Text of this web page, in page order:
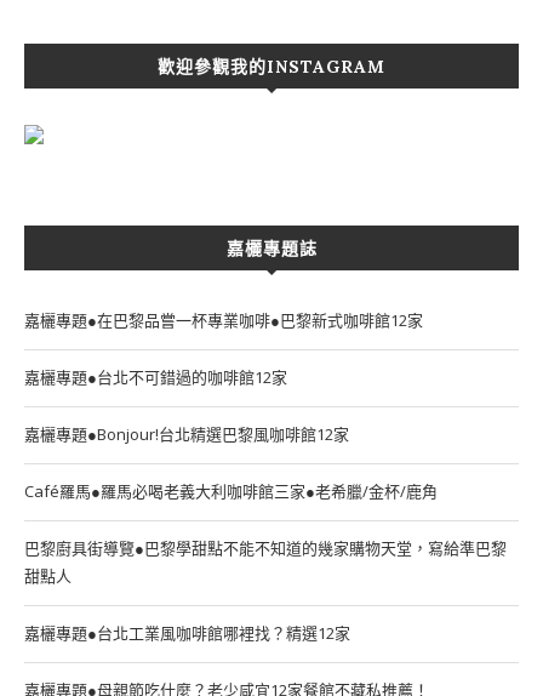
歡迎參觀我的INSTAGRAM
嘉欐專題誌
嘉欐專題●在巴黎品嘗一杯專業咖啡●巴黎新式咖啡館12家
嘉欐專題●台北不可錯過的咖啡館12家
嘉欐專題●Bonjour!台北精選巴黎風咖啡館12家
Café羅馬●羅馬必喝老義大利咖啡館三家●老希臘/金杯/鹿角
巴黎廚具街導覽●巴黎學甜點不能不知道的幾家購物天堂，寫給準巴黎
甜點人
嘉欐專題●台北工業風咖啡館哪裡找？精選12家
嘉欐專題●母親節吃什麼？老少咸宜12家餐館不藏私推薦！